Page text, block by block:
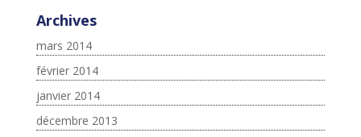
Archives
mars 2014
février 2014
janvier 2014
décembre 2013